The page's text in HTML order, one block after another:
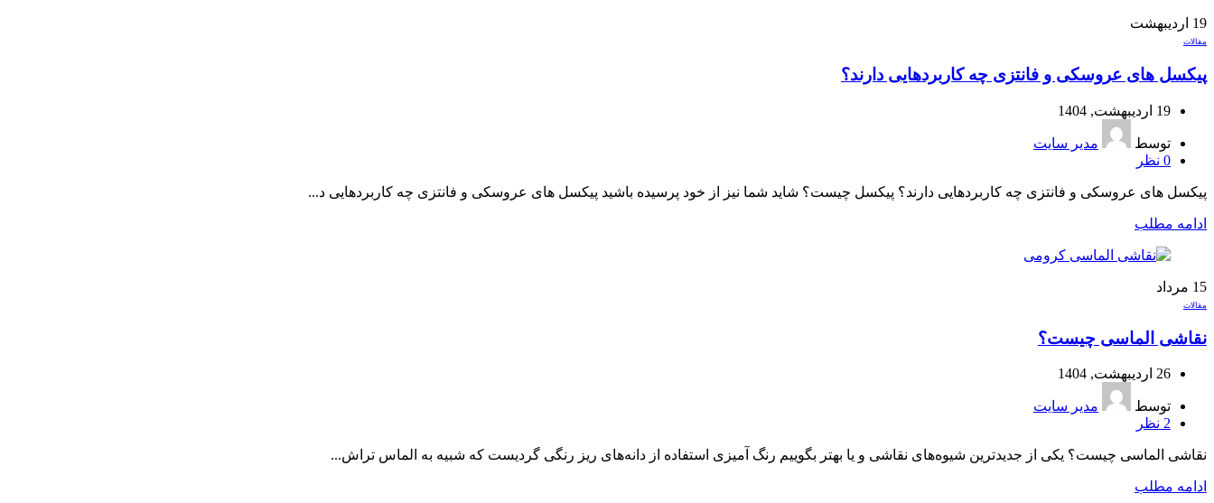
19 اردیبهشت
مقالات
پیکسل های عروسکی و فانتزی چه کاربردهایی دارند؟
19 اردیبهشت, 1404
توسط
مدیر سایت
0 نظر
پیکسل های عروسکی و فانتزی چه کاربردهایی دارند؟ پیکسل چیست؟ شاید شما نیز از خود پرسیده باشید پیکسل های عروسکی و فانتزی چه کاربردهایی د...
ادامه مطلب
15 مرداد
مقالات
نقاشی الماسی چیست؟
26 اردیبهشت, 1404
توسط
مدیر سایت
2 نظر
نقاشی الماسی چیست؟ یکی از جدیدترین شیوه‌های نقاشی و یا بهتر بگوییم رنگ آمیزی استفاده از دانه‌های ریز رنگی گردیست که شبیه به الماس تراش...
ادامه مطلب